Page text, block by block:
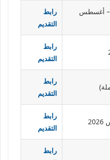
– أغسطس
رابط
التقديم
رابط
التقديم
رابط
التقديم
رابط
التقديم
رابط